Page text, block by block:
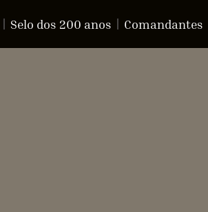
Selo dos 200 anos Comandantes